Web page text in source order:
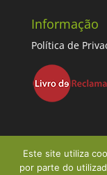
Informação
Política de
Este site utiliza
por parte do